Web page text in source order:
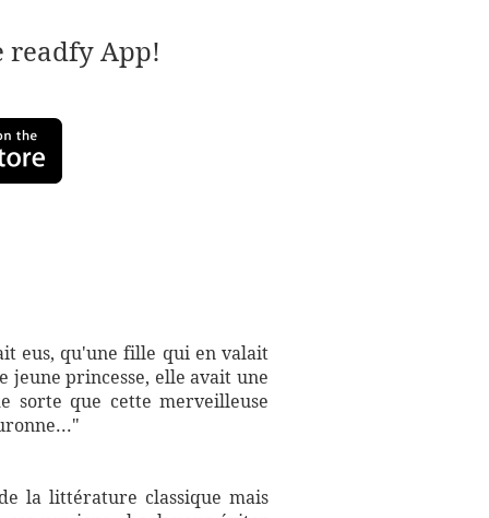
readfy App!
eus, qu'une fille qui en valait
jeune princesse, elle avait une
sorte que cette merveilleuse
la littérature classique mais